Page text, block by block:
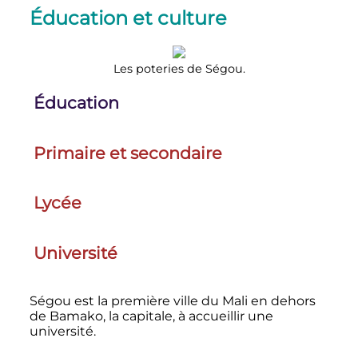
Éducation et culture
Les poteries de Ségou.
Éducation
Primaire et secondaire
Lycée
Université
Ségou est la première ville du Mali en dehors
de Bamako, la capitale, à accueillir une
université.